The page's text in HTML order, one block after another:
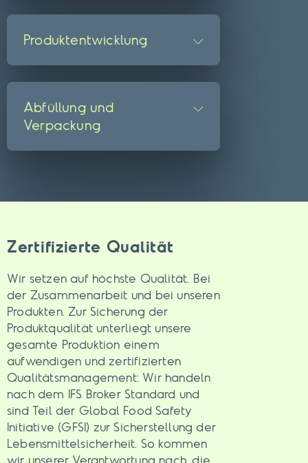
Produktentwicklung
Abfüllung und
Verpackung
Zertifizierte Qualität
Wir setzen auf höchste Qualität. Bei
der Zusammenarbeit und bei unseren
Produkten. Zur Sicherung der
Produktqualität unterliegt unsere
gesamte Produktion einem
aufwendigen und zertifizierten
Qualitätsmanagement: Wir handeln
nach dem IFS Broker Standard und
sind Teil der Global Food Safety
Initiative (GFSI) zur Sicherstellung der
Lebensmittelsicherheit. So kommen